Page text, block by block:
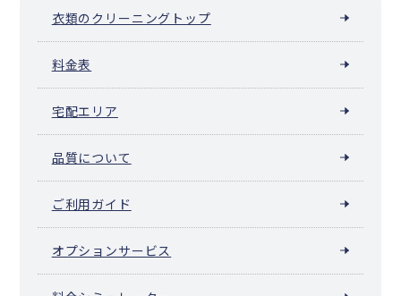
衣類のクリーニングトップ
料金表
宅配エリア
品質について
ご利用ガイド
オプションサービス